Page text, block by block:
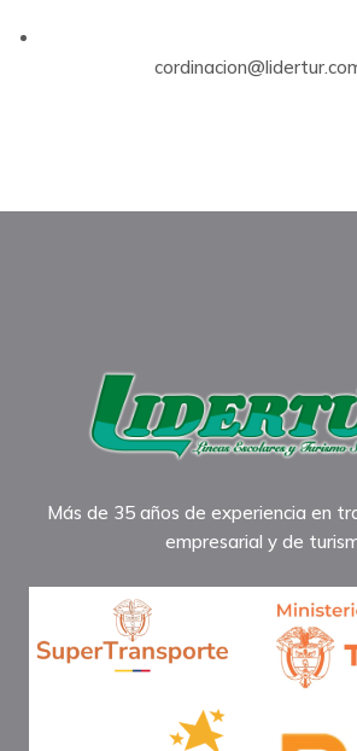
Más de 35 años de experiencia en
empresarial y de